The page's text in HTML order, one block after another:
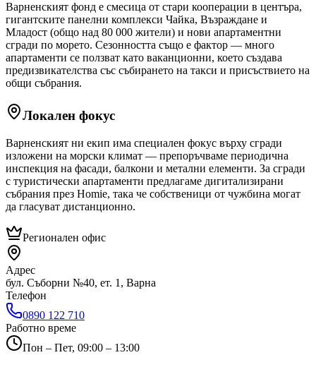
Варненският фонд е смесица от стари кооперации в центъра,
гигантските панелни комплекси Чайка, Възраждане и
Младост (общо над 80 000 жители) и нови апартаментни
сгради по морето. Сезонността също е фактор — много
апартаменти се ползват като ваканционни, което създава
предизвикателства със събирането на такси и присъствието на
общи събрания.
Локален фокус
Варненският ни екип има специален фокус върху сгради
изложени на морски климат — препоръчваме периодична
инспекция на фасади, балкони и метални елементи. За сгради
с туристически апартаменти предлагаме дигитализирани
събрания през Homie, така че собственици от чужбина могат
да гласуват дистанционно.
Регионален офис
Адрес
бул. Съборни №40, ет. 1 , Варна
Телефон
0890 122 710
Работно време
Пон – Пет, 09:00 – 13:00